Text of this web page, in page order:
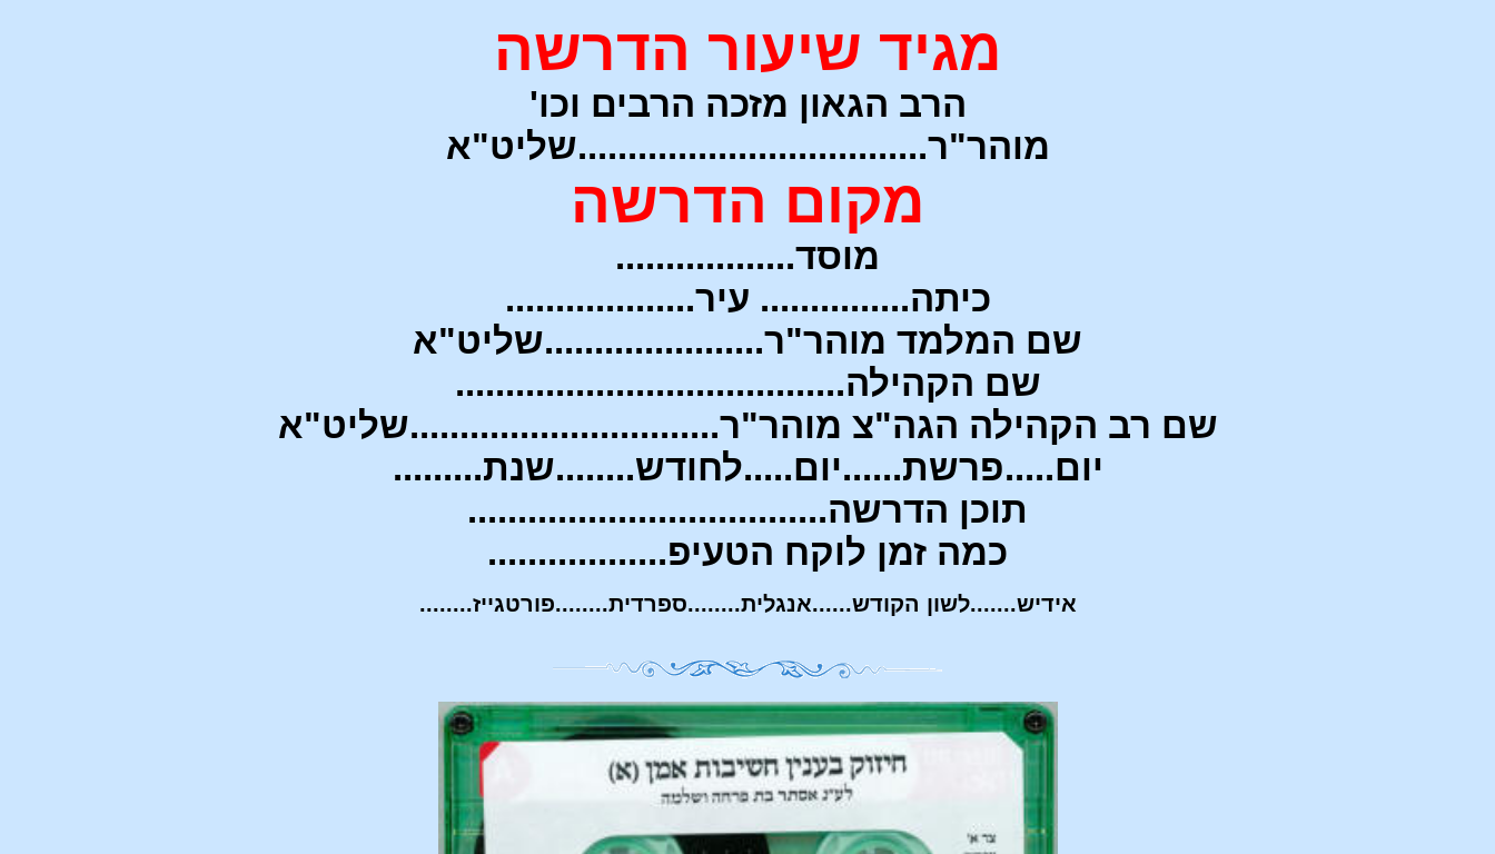
מגיד שיעור הדרשה
הרב הגאון מזכה הרבים וכו'
מוהר"ר...................................שליט"א
מקום הדרשה
מוסד..................
כיתה............... עיר...................
שם המלמד מוהר"ר......................שליט"א
שם הקהילה.......................................
שם רב הקהילה הגה"צ מוהר"ר...............................שליט"א
יום.....פרשת......יום.....לחודש........שנת.........
תוכן הדרשה....................................
כמה זמן לוקח הטעיפ..................
אידיש.......לשון הקודש......אנגלית........ספרדית........פורטגייז........